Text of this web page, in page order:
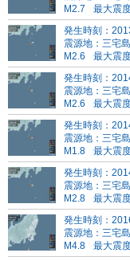
M2.7
最大震
発生時刻：
震源地：三宅
M2.6
最大震
発生時刻：
震源地：三宅
M2.6
最大震
発生時刻：
震源地：三宅
M1.8
最大震
発生時刻：
震源地：三宅
M2.8
最大震
発生時刻：
震源地：三宅
M4.8
最大震